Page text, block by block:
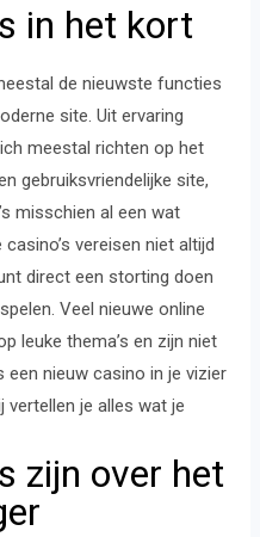
in het kort
de nieuwste functies
site. Uit ervaring
meestal richten op het
gebruiksvriendelijke site,
misschien al een wat
vereisen niet altijd
direct een storting doen
Veel nieuwe online
leuke thema’s en zijn niet
nieuw casino in je vizier
vertellen je alles wat je
zijn over het